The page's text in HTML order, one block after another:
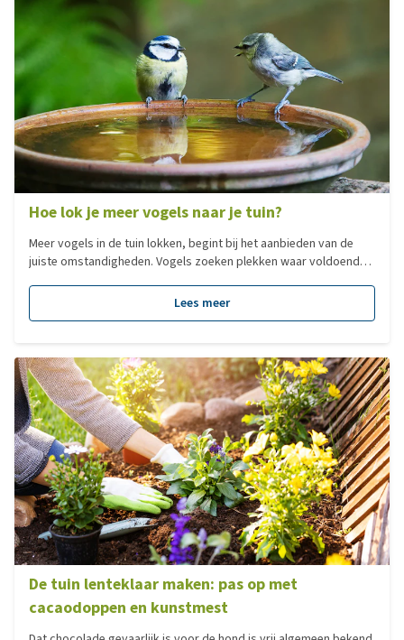
Hoe lok je meer vogels naar je tuin?
Meer vogels in de tuin lokken, begint bij het aanbieden van de
juiste omstandigheden. Vogels zoeken plekken waar voldoende
voorziet, zullen vogels minder snel blijven. Door in te spelen wat
vogels nodig hebben, kun je meer vogels in de tuin lokken en
Lees meer
De tuin lenteklaar maken: pas op met
cacaodoppen en kunstmest